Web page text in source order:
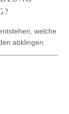
welche
abklingen.